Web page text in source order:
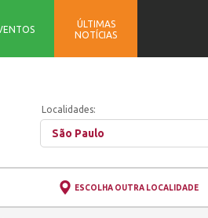
ÚLTIMAS
NOTÍCIAS
Localidades:
São Paulo
ESCOLHA OUTRA LOCALIDADE